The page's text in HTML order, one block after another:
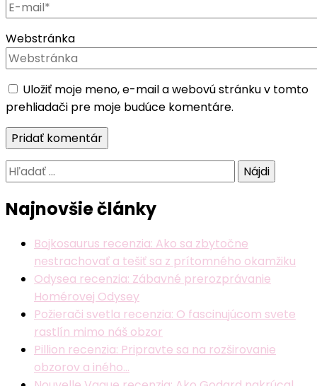
Webstránka
Uložiť moje meno, e-mail a webovú stránku v tomto
prehliadači pre moje budúce komentáre.
Hľadať:
Najnovšie články
Bojkosaurus recenzia: Ako sa zbytočne
nestrachovať a tešiť sa z prítomného okamžiku
Odysea recenzia: Zábavné prerozprávanie
Homérovej Odysey
Požierači svetla recenzia: O fascinujúcom svete
rastlín mimo náš obzor
Pillion recenzia: Pripravte sa na rozširovanie
obzorov a iného…